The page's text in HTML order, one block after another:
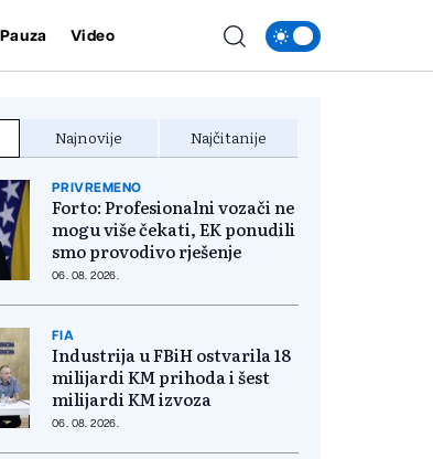
Pauza Video
Najnovije Najčitanije
PRIVREMENO
Forto: Profesionalni vozači ne
mogu više čekati, EK ponudili
smo provodivo rješenje
06. 08. 2026.
FIA
Industrija u FBiH ostvarila 18
milijardi KM prihoda i šest
milijardi KM izvoza
06. 08. 2026.